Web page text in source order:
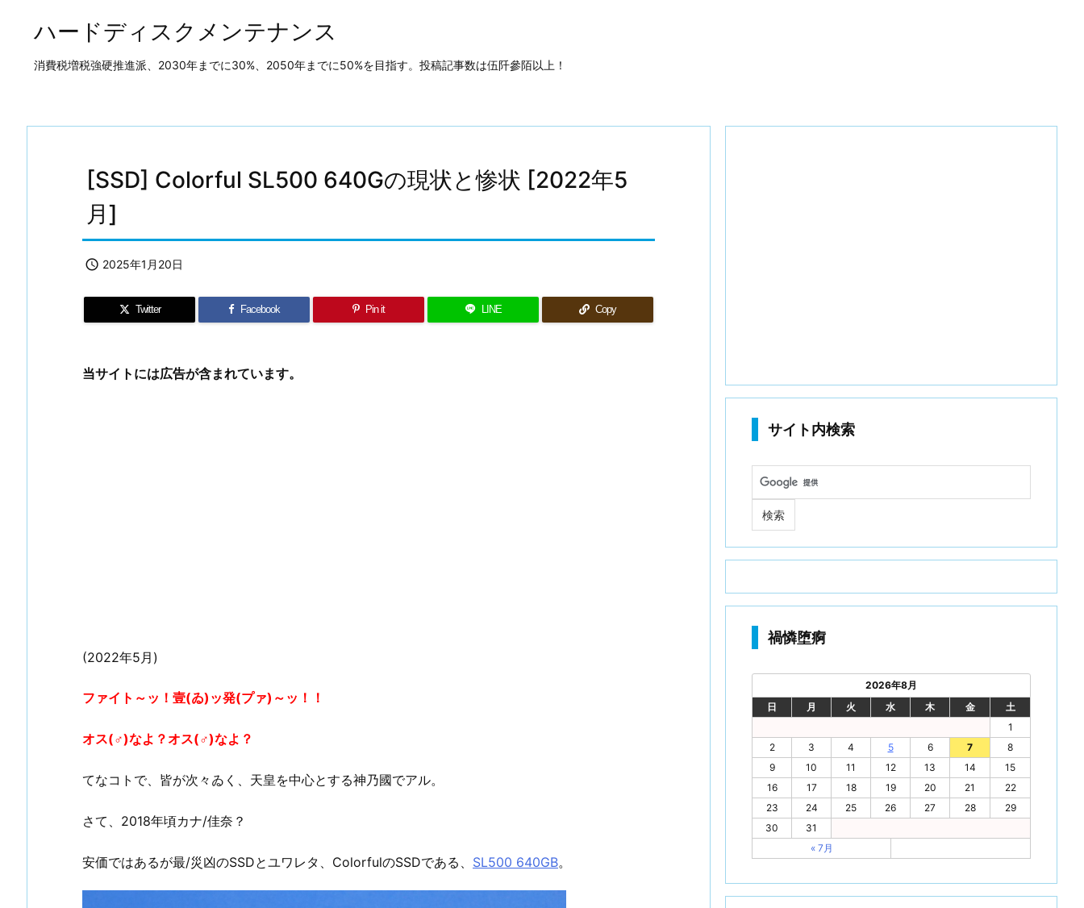
ハードディスクメンテナンス
消費税増税強硬推進派、2030年までに30%、2050年までに50%を目指す。投稿記事数は伍阡參陌以上！
[SSD] Colorful SL500 640Gの現状と惨状 [2022年5
月]
 2025年1月20日
Twitter Facebook Pin it LINE Copy
当サイトには広告が含まれています。
(2022年5月)
ファイト～ッ！壹(ゐ)ッ発(プァ)～ッ！！
オス(♂)なよ？オス(♂)なよ？
てなコトで、皆が次々ゐく、天皇を中心とする神乃國でアル。
さて、2018年頃カナ/佳奈？
安価ではあるが最/災凶のSSDとユワレタ、ColorfulのSSDである、 SL500 640GB。
サイト内検索
禍憐堕痾
2026年8月
日
月 火 水 木 金
土
1
2
3 4 5 6 7
8
9
10 11 12 13 14
15
16
17 18 19 20 21
22
23
24 25 26 27 28
29
30
31
« 7月